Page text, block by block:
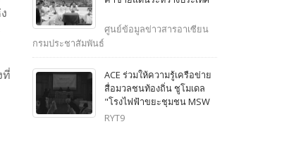
ที่
ศูนย์ข้อมูลข่าวสารอาเซียน
กรมประชาสัมพันธ์
ACE ร่วมให้ความรู้เครือข่าย
สื่อมวลชนท้องถิ่น ชูโมเดล
"โรงไฟฟ้าขยะชุมชน MSW
ขอนแก่น" ต้นแบบของไทย
RYT9